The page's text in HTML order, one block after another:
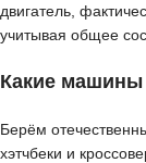
двигатель,
учитывая общее
Какие машины
Берём
хэтчбеки и